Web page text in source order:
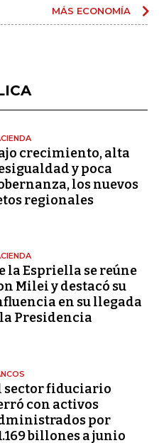
MÁS ECONOMÍA
crecimiento, alta
y poca
los nuevos
regionales
la Espriella se reúne
Milei y destacó su
en su llegada
Presidencia
sector fiduciario
con activos
por
billones a junio